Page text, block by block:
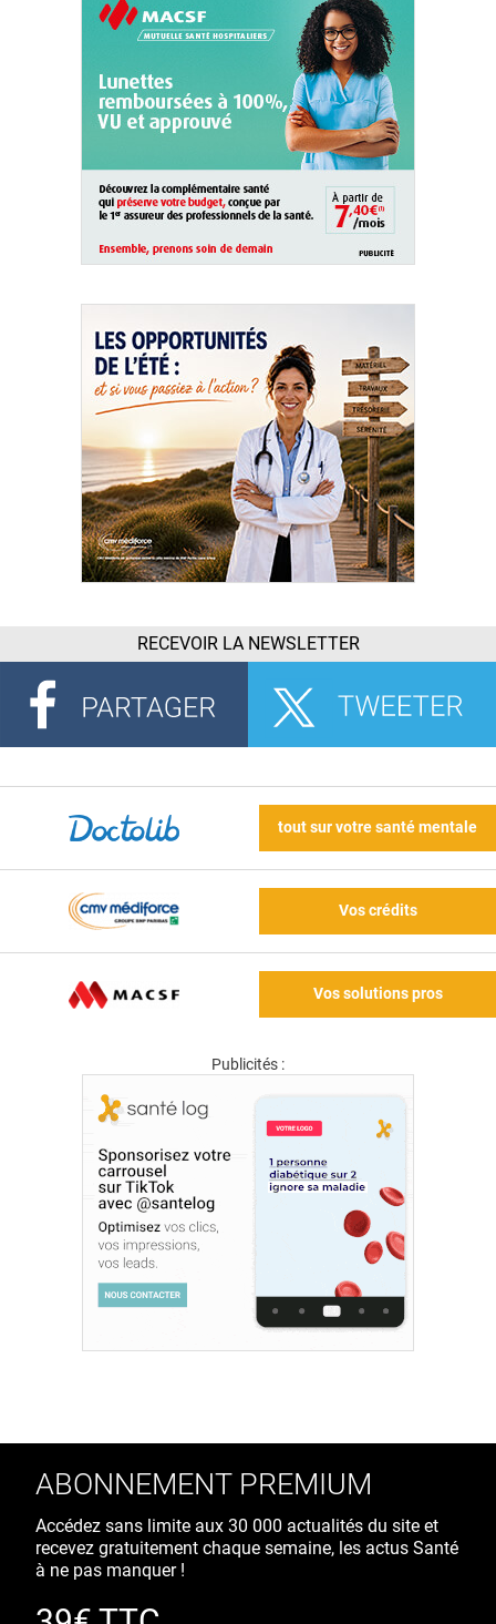
RECEVOIR LA NEWSLETTER
tout sur votre santé mentale
Vos crédits
Vos solutions pros
Publicités :
ABONNEMENT PREMIUM
Accédez sans limite aux 30 000 actualités du site et
recevez gratuitement chaque semaine, les actus Santé
à ne pas manquer !